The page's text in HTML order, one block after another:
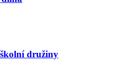
družiny